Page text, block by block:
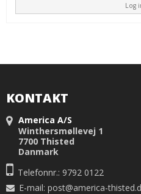
Log
KONTAKT
America A/S
Winthersmøllevej 1
7700 Thisted
Danmark
Telefonnr.: 9792 0122
E-mail: post@america-